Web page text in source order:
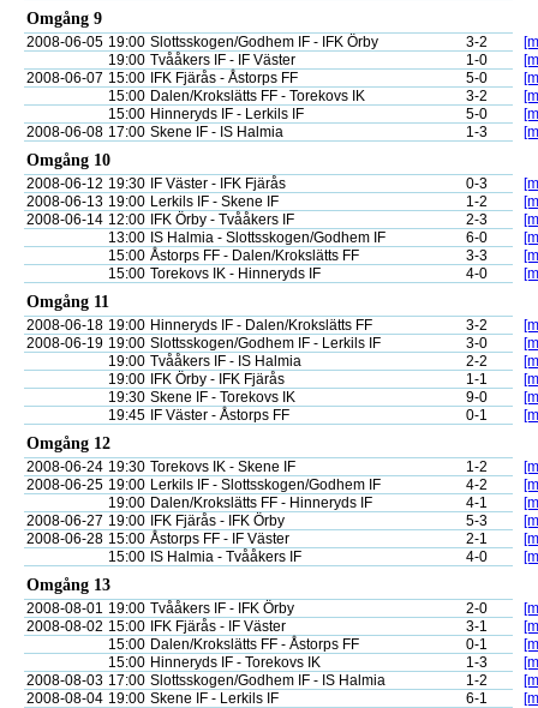
Omgång 9
2008-06-05 19:00 Slottsskogen/Godhem IF - IFK Örby 3-2
19:00 Tvååkers IF - IF Väster 1-0
2008-06-07 15:00 IFK Fjärås - Åstorps FF 5-0
15:00 Dalen/Krokslätts FF - Torekovs IK 3-2
15:00 Hinneryds IF - Lerkils IF 5-0
2008-06-08 17:00 Skene IF - IS Halmia 1-3
Omgång 10
2008-06-12 19:30 IF Väster - IFK Fjärås 0-3
2008-06-13 19:00 Lerkils IF - Skene IF 1-2
2008-06-14 12:00 IFK Örby - Tvååkers IF 2-3
13:00 IS Halmia - Slottsskogen/Godhem IF 6-0
15:00 Åstorps FF - Dalen/Krokslätts FF 3-3
15:00 Torekovs IK - Hinneryds IF 4-0
Omgång 11
2008-06-18 19:00 Hinneryds IF - Dalen/Krokslätts FF 3-2
2008-06-19 19:00 Slottsskogen/Godhem IF - Lerkils IF 3-0
19:00 Tvååkers IF - IS Halmia 2-2
19:00
IFK Örby - IFK Fjärås 1-1
19:30 Skene IF - Torekovs IK 9-0
19:45
IF Väster - Åstorps FF 0-1
Omgång 12
2008-06-24 19:30 Torekovs IK - Skene IF 1-2
2008-06-25 19:00 Lerkils IF - Slottsskogen/Godhem IF 4-2
19:00 Dalen/Krokslätts FF - Hinneryds IF 4-1
2008-06-27 19:00 IFK Fjärås - IFK Örby 5-3
2008-06-28 15:00 Åstorps FF - IF Väster 2-1
15:00 IS Halmia - Tvååkers IF 4-0
Omgång 13
2008-08-01 19:00 Tvååkers IF - IFK Örby 2-0
2008-08-02 15:00 IFK Fjärås - IF Väster 3-1
15:00 Dalen/Krokslätts FF - Åstorps FF 0-1
15:00 Hinneryds IF - Torekovs IK 1-3
2008-08-03 17:00 Slottsskogen/Godhem IF - IS Halmia 1-2
2008-08-04 19:00 Skene IF - Lerkils IF 6-1